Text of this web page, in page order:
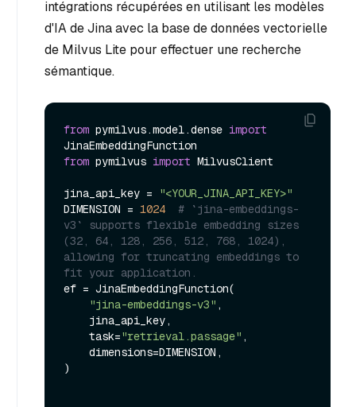
intégrations récupérées en utilisant les modèles
d'IA de Jina avec la base de données vectorielle
de Milvus Lite pour effectuer une recherche
sémantique.
from pymilvus.model.dense import
from pymilvus import MilvusClient
jina_api_key =
"<YOUR_JINA_API_KEY>"
DIMENSION = 1024
# `jina-embeddings-
v3` supports flexible embedding sizes
(32, 64, 128, 256, 512, 768, 1024),
allowing for truncating embeddings to
fit your application.
ef = JinaEmbeddingFunction(
"jina-embeddings-v3" ,
    task=
"retrieval.passage" ,
)